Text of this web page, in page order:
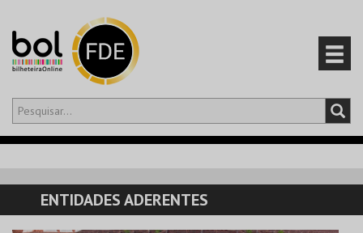
Olá,iniciar sessão
CARRINHO
EVENTOS
ENTIDADES ADERENTES